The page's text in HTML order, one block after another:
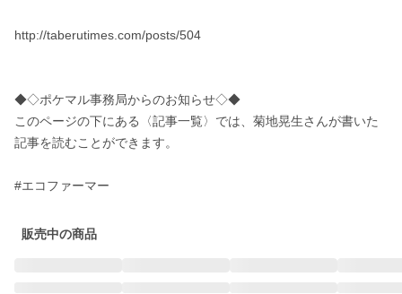
http://taberutimes.com/posts/504
◆◇ポケマル事務局からのお知らせ◇◆
このページの下にある〈記事一覧〉では、菊地晃生さんが書いた
記事を読むことができます。
#エコファーマー
販売中の商品